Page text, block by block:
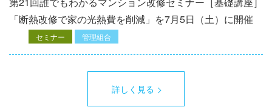
「断熱改修で家の光熱費を削減」を7月5日（土）に開催
セミナー 管理組合
詳しく見る